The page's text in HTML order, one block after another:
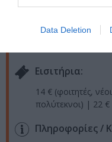
Data Deletion
Eισιτήρια:
14 € (φοιτητές,
πολύτεκνοι) | 22
Πληροφορίες /